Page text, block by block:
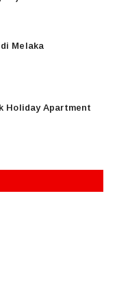
Melaka
Holiday Apartment